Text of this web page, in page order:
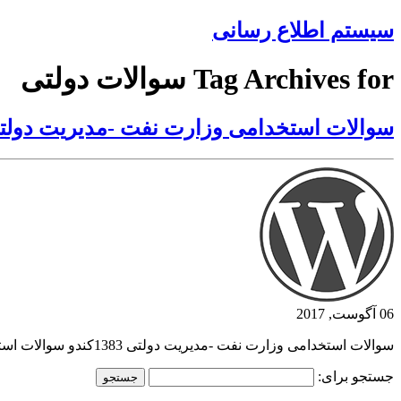
سیستم اطلاع رسانی
Tag Archives for سوالات دولتی
سوالات استخدامی وزارت نفت -مدیریت دولتی
06 آگوست, 2017
سوالات استخدامی وزارت نفت -مدیریت دولتی 1383کندو سوالات استخدامی وزارت نفت -مدیریت دولتی 1383 کندوسوالات استخدامی وزارت نفت -مدیریت دولتی 1383
جستجو برای: